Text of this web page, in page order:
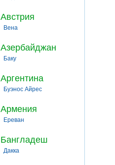
Австрия
Вена
Азербайджан
Баку
Аргентина
Буэнос Айрес
Армения
Ереван
Бангладеш
Дакка